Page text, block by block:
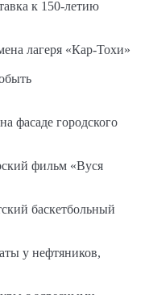
к 150-летию
лагеря «Кар-Тохи»
фасаде городского
фильм «Вуся
баскетбольный
у нефтяников,